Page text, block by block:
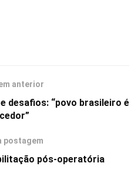
anterior
desafios: “povo brasileiro é
postagem
pós-operatória